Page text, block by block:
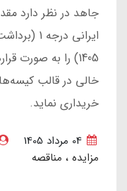
1405) را به صورت
خریداری نماید.
04 مرداد 1405
مزایده
مناقصه